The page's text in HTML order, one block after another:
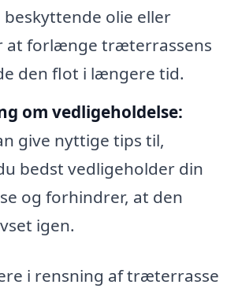
olie eller
at forlænge træterrassens
den flot i længere tid.
om vedligeholdelse:
give nyttige tips til,
bedst vedligeholder din
og forhindrer, at den
igen.
i rensning af træterrasse